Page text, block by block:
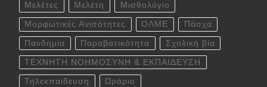
Μελέτες Μελέτη Μισθολόγιο
Μορφωτικές Ανισότητες ΟΛΜΕ Πάσχα
Πανδημία Παραβατικότητα Σχολική βία
ΤΕΧΝΗΤΗ ΝΟΗΜΟΣΥΝΗ & ΕΚΠΑΙΔΕΥΣΗ
Τηλεκπαίδευση Ωράριο